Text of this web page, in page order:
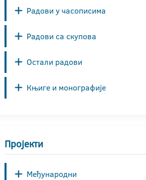
Радови у часописима
Радови са скупова
Остали радови
Књиге и монографије
Пројекти
Међународни